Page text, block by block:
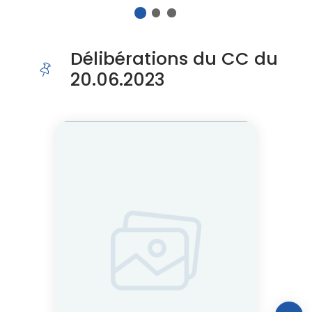
1 2
3
Délibérations du CC du
20.06.2023
Cliquer pour passer Délibérations du CC du